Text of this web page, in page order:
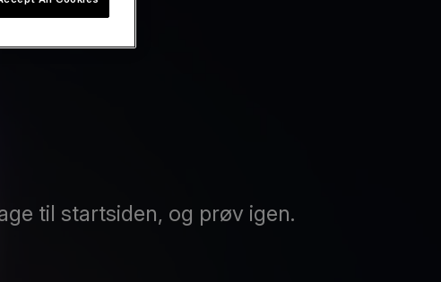
til startsiden, og prøv igen.